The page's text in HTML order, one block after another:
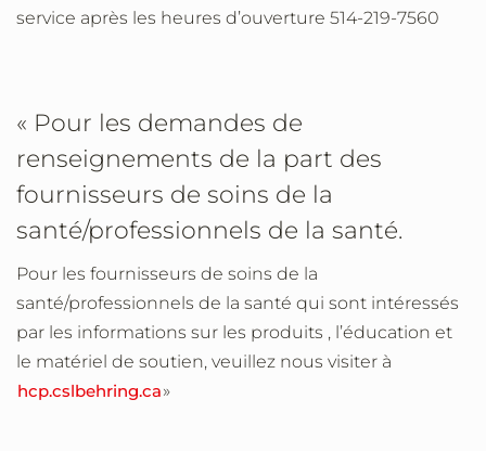
service après les heures d’ouverture 514-219-7560
« Pour les demandes de
renseignements de la part des
fournisseurs de soins de la
santé/professionnels de la santé.
Pour les fournisseurs de soins de la
santé/professionnels de la santé qui sont intéressés
par les informations sur les produits , l’éducation et
le matériel de soutien, veuillez nous visiter à
hcp.cslbehring.ca»